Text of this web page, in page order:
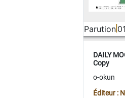
Parution
DAILY
Copy
o-okun
Éditeur :